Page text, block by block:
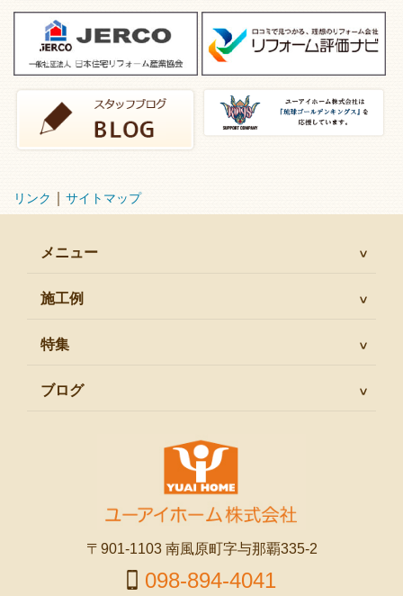
リンク サイトマップ
〒901-1103 南風原町字与那覇335-2
098-894-4041
メニュー
施工例
特集
ブログ